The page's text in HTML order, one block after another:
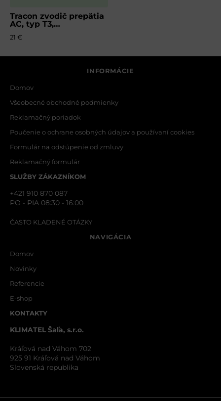
Tracon zvodič prepätia
AC, typ T3,
21 €
INFORMÁCIE
Domov
Všeobecné obchodné podmienky
Reklamačný poriadok
Poučenie o ochrane osobných údajov a používaní cookies
Formulár na odstúpenie od zmluvy
Reklamačný formulár
SLUŽBY ZÁKAZNÍKOM
+421 910 870 087
PO - PIA 08:30 - 16:00
ČASTO KLADENÉ OTÁZKY
NAVIGÁCIA
Domov
Novinky
Referencie
E-shop
KONTAKTY
KLIMATEL Šaľa, s.r.o.
Kráľová nad Váhom 702
925 91 Kráľová nad Váhom
Slovenská republika